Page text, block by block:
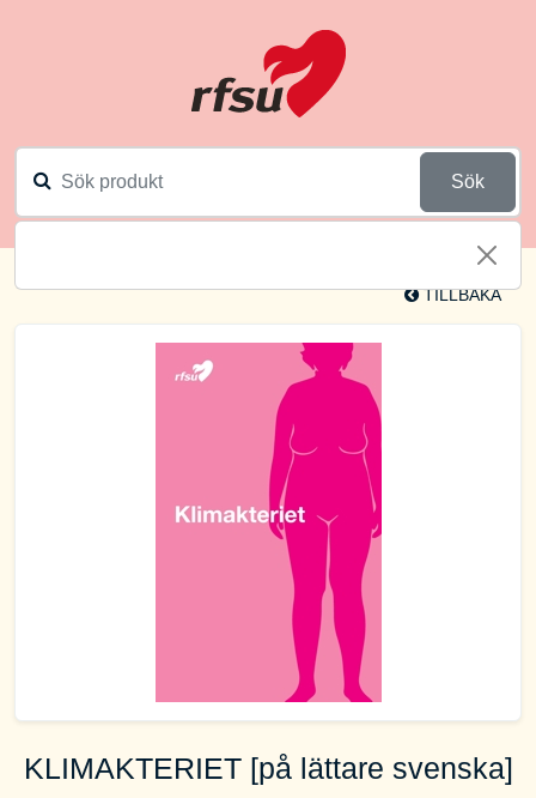
Sök
TILLBAKA
KLIMAKTERIET [på lättare svenska]